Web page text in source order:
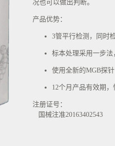
况也可以做出判断。
产品优势：
3管平行检测，同时
标本处理采用一步法
使用全新的MGB探
12个月产品有效期
注册证号：
国械注准20163402543